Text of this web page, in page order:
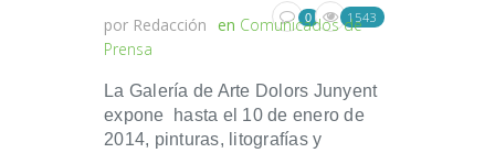
por Redacción en Comunicados de
Prensa
0 1543
La Galería de Arte Dolors Junyent
expone hasta el 10 de enero de
2014, pinturas, litografías y